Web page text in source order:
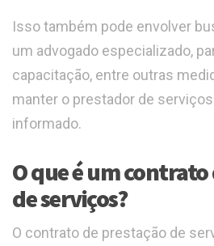
Isso também pode envolver
um advogado especializado,
capacitação, entre outras
manter o prestador de
informado.
O que é um
de serviços?
O contrato de prestação de